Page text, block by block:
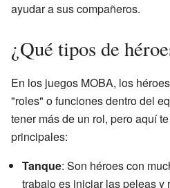
ayudar a sus compañeros.
¿Qué tipos de
En los juegos MOBA, los
"roles" o funciones dentro del
tener más de un rol, pero aquí
principales:
Tanque: Son héroes con
trabajo es iniciar las peleas y